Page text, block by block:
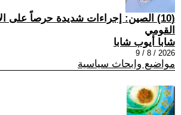
(10) الصين: إجراءات شديدة حرصاً على
القومي
شابا أيوب شابا
2026 / 8 / 9
مواضيع وابحاث سياسية